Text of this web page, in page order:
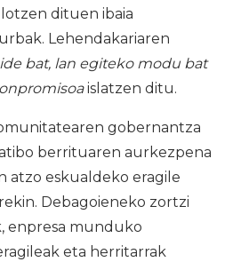
dituen ibaia
Lehendakariaren
bat, lan egiteko modu bat
islatzen ditu.
gobernantza
berrituaren aurkezpena
atzo eskualdeko eragile
Debagoieneko zortzi
enpresa munduko
eta herritarrak